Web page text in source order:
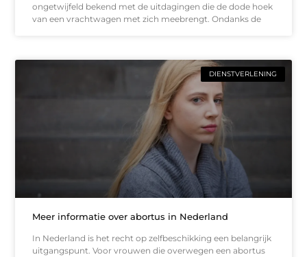
ongetwijfeld bekend met de uitdagingen die de dode hoek
van een vrachtwagen met zich meebrengt. Ondanks de
DIENSTVERLENING
Meer informatie over abortus in Nederland
In Nederland is het recht op zelfbeschikking een belangrijk
uitgangspunt. Voor vrouwen die overwegen een abortus